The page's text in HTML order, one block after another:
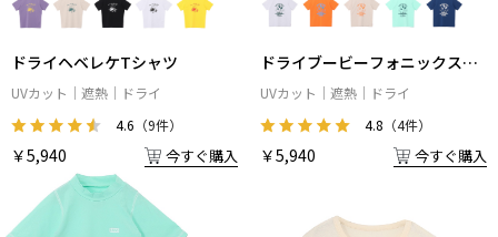
ドライヘベレケTシャツ
UVカット 遮熱
ドライ
4.6 （9件）
￥5,940 今すぐ購入
ドライブービーフォニックスT
シャツ
UVカット 遮熱
ドライ
4.8 （4件）
￥5,940 今すぐ購入